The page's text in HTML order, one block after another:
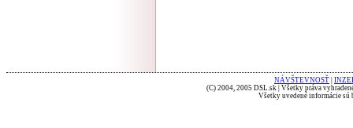
NÁVŠTEVNOSŤ
(C) 2004, 2005 DSL.sk | Všetky práva
Všetky uvedené informácie sú